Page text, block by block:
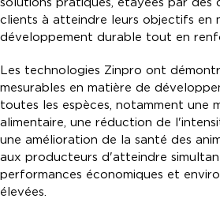
clients à atteindre leurs objectifs en
développement durable tout en
Les technologies Zinpro ont
mesurables en matière de
toutes les espèces, notamment une
alimentaire, une réduction de
une amélioration de la santé des
aux producteurs d'atteindre
performances économiques et
élevées.